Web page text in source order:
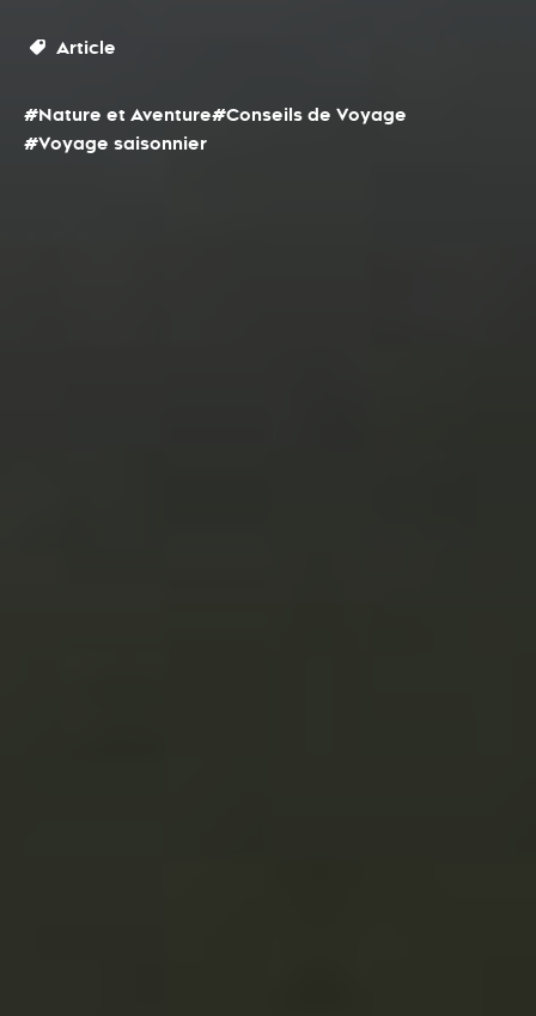
Article
#Nature et Aventure#Conseils de Voyage
#Voyage saisonnier